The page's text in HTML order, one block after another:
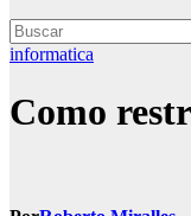
informatica
Como